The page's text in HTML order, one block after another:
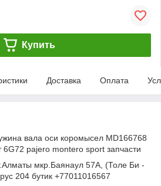
Купить
Доставка Оплата
вала оси коромысел MD166768
pajero montero sport запчасти
мкр.Баянаул 57А, (Толе Би -
204 бутик +77011016567